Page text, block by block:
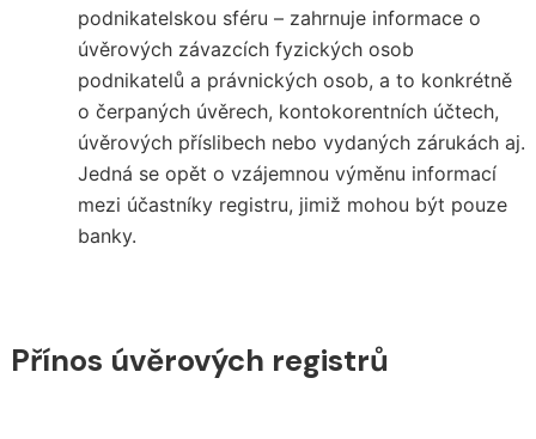
podnikatelskou sféru – zahrnuje informace o
úvěrových závazcích fyzických osob
podnikatelů a právnických osob, a to konkrétně
o čerpaných úvěrech, kontokorentních účtech,
úvěrových příslibech nebo vydaných zárukách aj.
Jedná se opět o vzájemnou výměnu informací
mezi účastníky registru, jimiž mohou být pouze
banky.
Přínos úvěrových registrů